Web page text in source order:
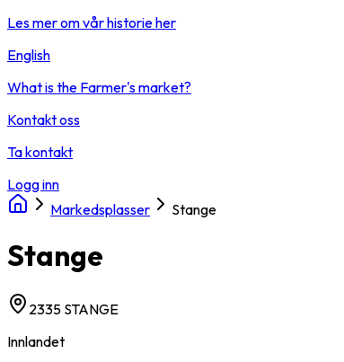
Les mer om vår historie her
English
What is the Farmer's market?
Kontakt oss
Ta kontakt
Logg inn
Markedsplasser
Stange
Stange
2335 STANGE
Innlandet